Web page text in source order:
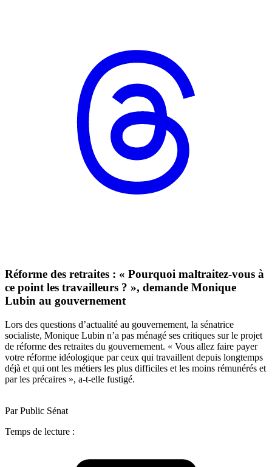
Réforme des retraites : « Pourquoi maltraitez-vous à
ce point les travailleurs ? », demande Monique
Lubin au gouvernement
Lors des questions d’actualité au gouvernement, la sénatrice
socialiste, Monique Lubin n’a pas ménagé ses critiques sur le projet
de réforme des retraites du gouvernement. « Vous allez faire payer
votre réforme idéologique par ceux qui travaillent depuis longtemps
déjà et qui ont les métiers les plus difficiles et les moins rémunérés et
par les précaires », a-t-elle fustigé.
Par Public Sénat
Temps de lecture :